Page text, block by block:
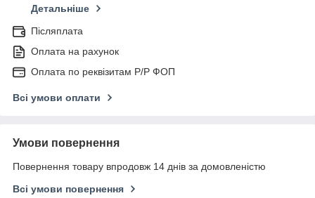
Детальніше
Післяплата
Оплата на рахунок
Оплата по реквізитам Р/Р ФОП
Всі умови оплати
Умови повернення
Повернення товару впродовж 14 днів за домовленістю
Всі умови повернення